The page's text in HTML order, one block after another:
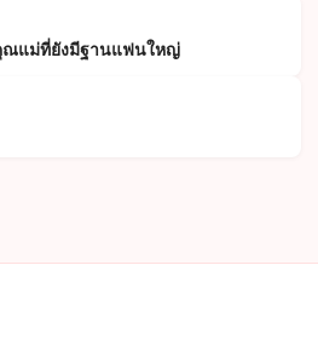
ณแม่ที่ยังมีฐานแฟนใหญ่